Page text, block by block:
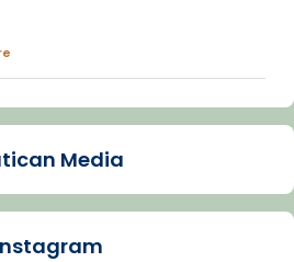
Barcelona
depressió. Fa gairebé
Lluís Companys, la
Media